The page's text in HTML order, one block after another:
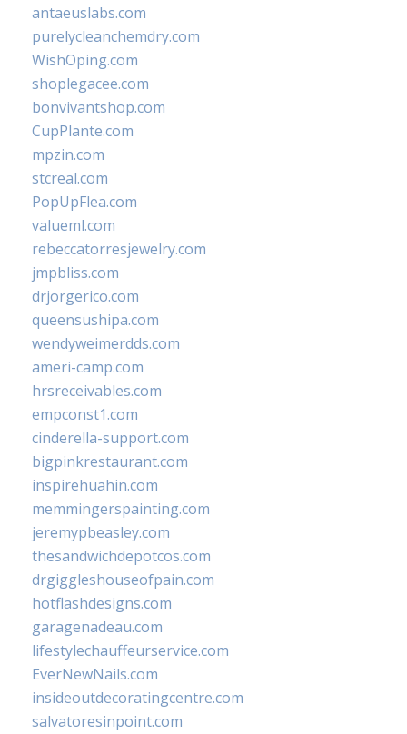
antaeuslabs.com
purelycleanchemdry.com
WishOping.com
shoplegacee.com
bonvivantshop.com
CupPlante.com
mpzin.com
stcreal.com
PopUpFlea.com
valueml.com
rebeccatorresjewelry.com
jmpbliss.com
drjorgerico.com
queensushipa.com
wendyweimerdds.com
ameri-camp.com
hrsreceivables.com
empconst1.com
cinderella-support.com
bigpinkrestaurant.com
inspirehuahin.com
memmingerspainting.com
jeremypbeasley.com
thesandwichdepotcos.com
drgiggleshouseofpain.com
hotflashdesigns.com
garagenadeau.com
lifestylechauffeurservice.com
EverNewNails.com
insideoutdecoratingcentre.com
salvatoresinpoint.com